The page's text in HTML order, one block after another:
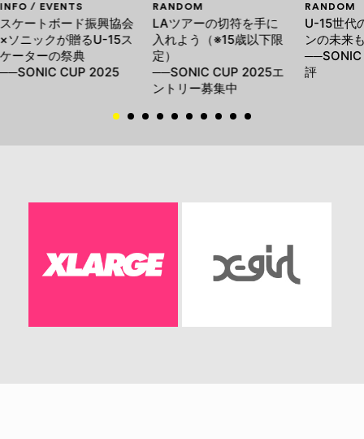
INFO / EVENTS
スケートボード振興協会
×ソニックが贈るU-15ス
ケーターの祭典
──SONIC CUP 2025
RANDOM
LAツアーの切符を手に
入れよう（※15歳以下限
定）
──SONIC CUP 2025エ
ントリー募集中
RANDOM
U-15世代
ンの未来
──SONIC
評